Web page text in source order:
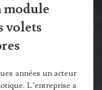
module
volets
années un acteur
L’entreprise a